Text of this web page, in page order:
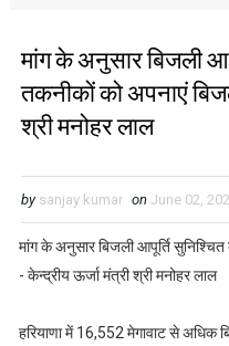
मांग के अनुसार बिजली
तकनीकों को अपनाएं
श्री मनोहर लाल
by sanjay kumar on June 02,
मांग के अनुसार बिजली आपूर्ति
- केन्द्रीय ऊर्जा मंत्री श्री मनोहर लाल
हरियाणा में 16,552 मेगावाट से अधिक